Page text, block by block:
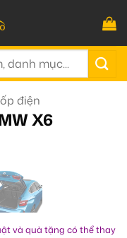
điện
X6
và quà tặng có thể thay